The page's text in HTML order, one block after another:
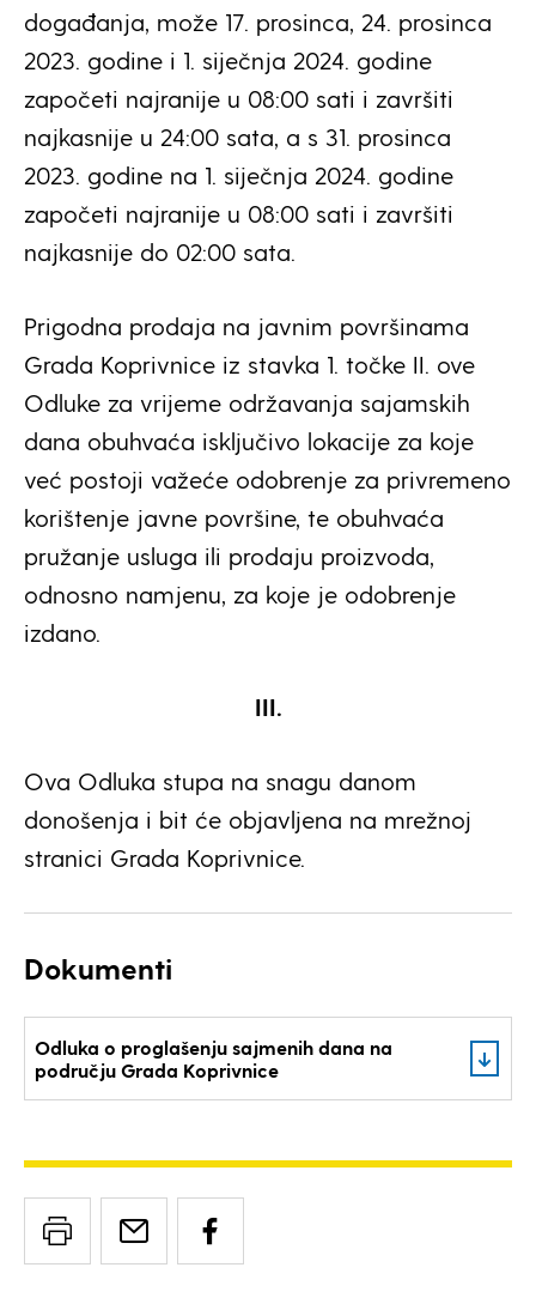
događanja, može 17. prosinca, 24. prosinca
2023. godine i 1. siječnja 2024. godine
započeti najranije u 08:00 sati i završiti
najkasnije u 24:00 sata, a s 31. prosinca
2023. godine na 1. siječnja 2024. godine
započeti najranije u 08:00 sati i završiti
najkasnije do 02:00 sata.
Prigodna prodaja na javnim površinama
Grada Koprivnice iz stavka 1. točke II. ove
Odluke za vrijeme održavanja sajamskih
dana obuhvaća isključivo lokacije za koje
već postoji važeće odobrenje za privremeno
korištenje javne površine, te obuhvaća
pružanje usluga ili prodaju proizvoda,
odnosno namjenu, za koje je odobrenje
izdano.
III.
Ova Odluka stupa na snagu danom
donošenja i bit će objavljena na mrežnoj
stranici Grada Koprivnice.
Dokumenti
Odluka o proglašenju sajmenih dana na
području Grada Koprivnice